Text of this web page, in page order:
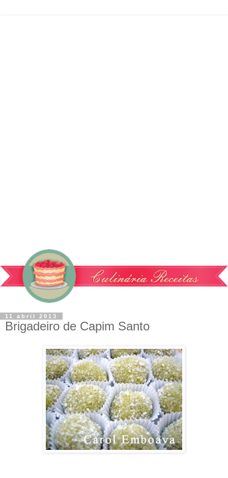
11 abril 2013
Brigadeiro de Capim Santo